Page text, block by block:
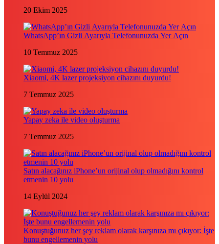
20 Ekim 2025
WhatsApp’ın Gizli Ayarıyla Telefonunuzda Yer Açın
10 Temmuz 2025
Xiaomi, 4K lazer projeksiyon cihazını duyurdu!
7 Temmuz 2025
Yapay zeka ile video oluşturma
7 Temmuz 2025
Satın alacağınız iPhone’un orijinal olup olmadığını kontrol
etmenin 10 yolu
14 Eylül 2024
Konuştuğunuz her şey reklam olarak karşınıza mı çıkıyor: İşte
bunu engellemenin yolu